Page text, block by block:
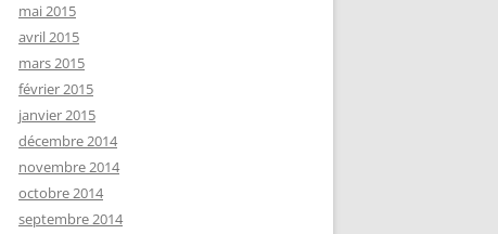
mai 2015
avril 2015
mars 2015
février 2015
janvier 2015
décembre 2014
novembre 2014
octobre 2014
septembre 2014